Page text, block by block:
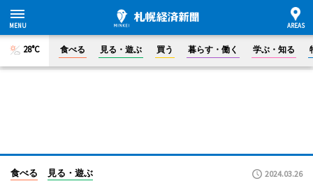
28°C 食べる 見る・遊ぶ 買う 暮らす・働く 学ぶ・知る
食べる 見る・遊ぶ 2024.03.26